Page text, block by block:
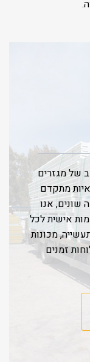
של מגזרים
מתקדם
שונים, אנו
אישית לכל
מכונות
זמנים